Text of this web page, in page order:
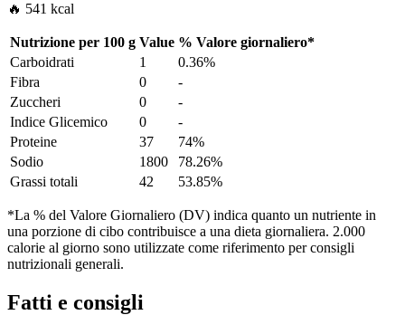
🔥 541 kcal
Nutrizione per 100 g Value % Valore giornaliero*
Carboidrati
1
0.36%
Fibra
0
-
Zuccheri
0
-
Indice Glicemico
0
-
Proteine
37
74%
Sodio
1800
78.26%
Grassi totali
42 53.85%
*La % del Valore Giornaliero (DV) indica quanto un nutriente in
una porzione di cibo contribuisce a una dieta giornaliera. 2.000
calorie al giorno sono utilizzate come riferimento per consigli
nutrizionali generali.
Fatti e consigli